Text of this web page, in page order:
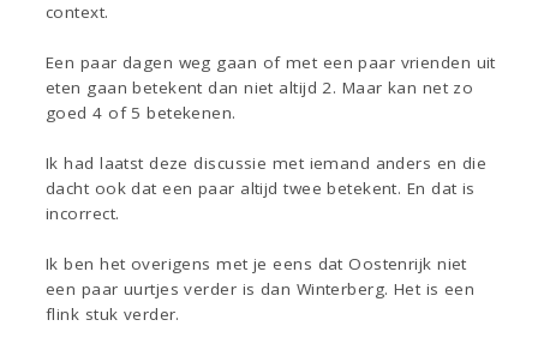
context.
Een paar dagen weg gaan of met een paar vrienden uit
eten gaan betekent dan niet altijd 2. Maar kan net zo
goed 4 of 5 betekenen.
Ik had laatst deze discussie met iemand anders en die
dacht ook dat een paar altijd twee betekent. En dat is
incorrect.
Ik ben het overigens met je eens dat Oostenrijk niet
een paar uurtjes verder is dan Winterberg. Het is een
flink stuk verder.